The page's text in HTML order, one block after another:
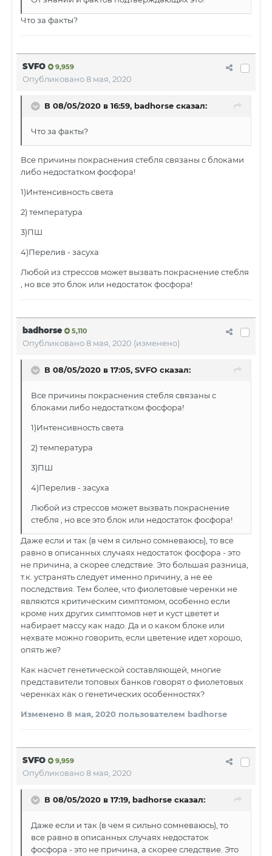
Что за факты?
SVFO 9,959
Опубликовано8 мая, 2020
В 08/05/2020 в 16:59, badhorse сказал:
Что за факты?
Все причины покраснения стебля связаны с блоками
либо недостатком фосфора!
1)Интенсивность света
2) температура
3)ПШ
4)Перелив - засуха
Любой из стрессов может вызвать покраснение стебля
, но все это блок или недостаток фосфора!
badhorse 5,110
Опубликовано8 мая, 2020 (изменено)
В 08/05/2020 в 17:05, SVFO сказал:
Все причины покраснения стебля связаны с
блоками либо недостатком фосфора!
1)Интенсивность света
2) температура
3)ПШ
4)Перелив - засуха
Любой из стрессов может вызвать покраснение
стебля , но все это блок или недостаток фосфора!
Даже если и так (в чем я сильно сомневаюсь), то все
равно в описанных случаях недостаток фосфора - это
не причина, а скорее следствие. Это большая разница,
т.к. устранять следует именно причину, а не ее
последствия. Тем более, что фиолетовые черенки не
являются критическим симптомом, особенно если
кроме них других симптомов нет и куст цветет и
набирает массу как надо. Да и о каком блоке или
нехвате можно говорить, если цветение идет хорошо,
опять же?
Как насчет генетической составляющей, многие
представители топовых банков говорят о фиолетовых
черенках как о генетических особенностях?
Изменено 8 мая, 2020 пользователем badhorse
SVFO 9,959
Опубликовано8 мая, 2020
В 08/05/2020 в 17:19, badhorse сказал:
Даже если и так (в чем я сильно сомневаюсь), то
все равно в описанных случаях недостаток
фосфора - это не причина, а скорее следствие. Это